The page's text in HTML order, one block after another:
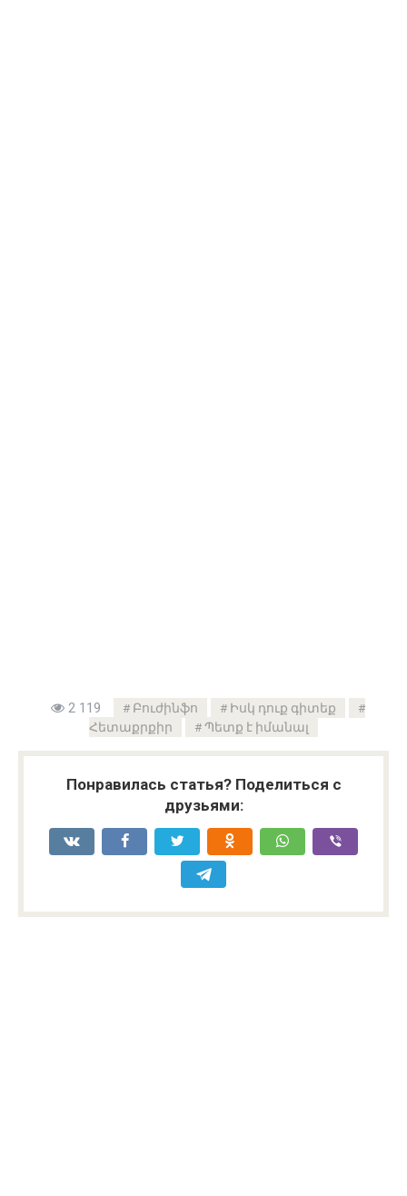
2 119 Բուժինֆո
Իսկ դուք գիտեք
Հետաքրքիր
Պետք է իմանալ
Понравилась статья? Поделиться с
друзьями: